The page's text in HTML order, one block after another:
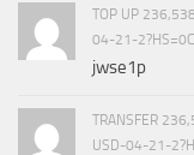
TOP UP
04-21-
jwse1p
TRANSFER
USD-04-21-